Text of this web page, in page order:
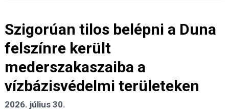
Szigorúan tilos belépni a Duna
felszínre került
mederszakaszaiba a
vízbázisvédelmi területeken
2026. július 30.